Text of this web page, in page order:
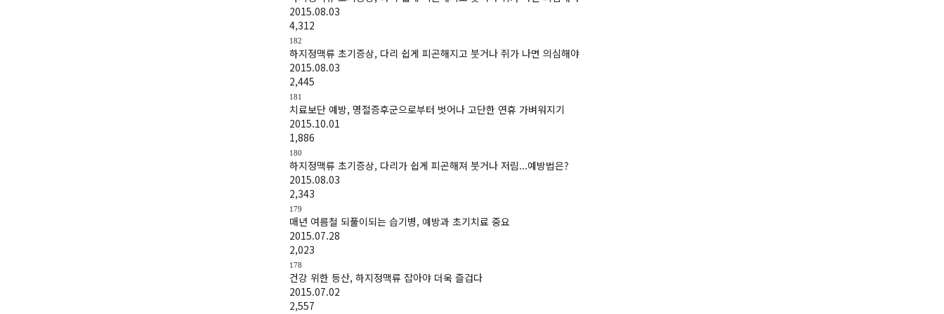
2015.08.03
4,312
182
하지정맥류 초기증상, 다리 쉽게 피곤해지고 붓거나 쥐가 나면 의심해야
2015.08.03
2,445
181
치료보단 예방, 명절증후군으로부터 벗어나 고단한 연휴 가벼워지기
2015.10.01
1,886
180
하지정맥류 초기증상, 다리가 쉽게 피곤해져 붓거나 저림...예방법은?
2015.08.03
2,343
179
매년 여름철 되풀이되는 습기병, 예방과 초기치료 중요
2015.07.28
2,023
178
건강 위한 등산, 하지정맥류 잡아야 더욱 즐겁다
2015.07.02
2,557